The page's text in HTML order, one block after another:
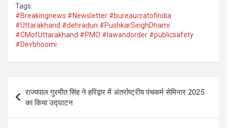
Tags:
#Breakingnews #Newsletter #bureaucratofindia
#Uttarakhand #dehradun #PushkarSinghDhami
#CMofUttarakhand #PMO #lawandorder #publicsafety
#Devbhoomi
navigation
राज्यपाल गुरमीत सिंह ने हरिद्वार में अंतर्राष्ट्रीय पंचकर्म सेमिनार 2025
का किया उद्घाटन